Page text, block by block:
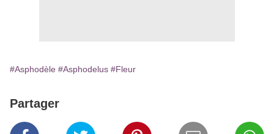
#Asphodèle #Asphodelus #Fleur
Partager